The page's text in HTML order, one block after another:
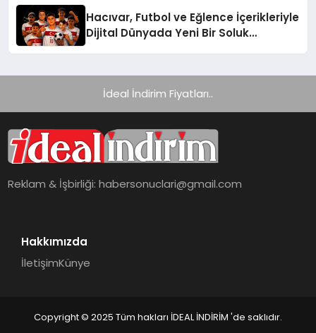
Hacıvar, Futbol ve Eğlence İçerikleriyle
Dijital Dünyada Yeni Bir Soluk
İdeal İndirim Fiyatları..
Reklam & İşbirliği:habersonuclari@gmail.com
Hakkımızda
İletişimKünye
Copyright © 2025 Tüm hakları İDEAL İNDİRİM 'de saklıdır.